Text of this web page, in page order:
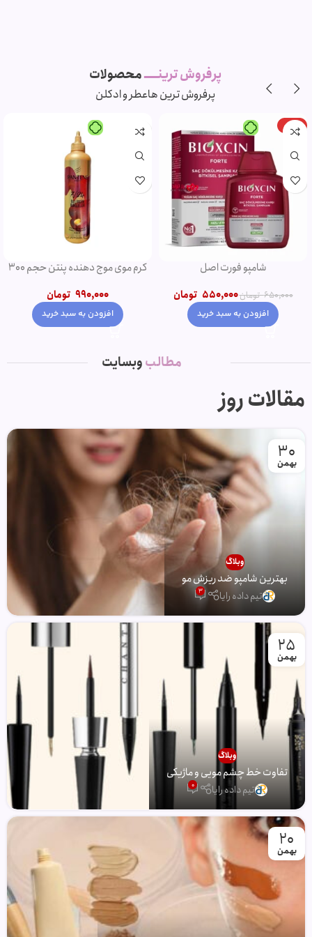
پرفروش ترینـــــمحصولات
پرفروش ترین هاعطر و ادکلن
-15%
شامپو فورت اصل
650,000 تومان550,000 تومان
افزودن به سبد خرید
کرم موی موج دهنده پنتن حجم 300
990,000 تومان
افزودن به سبد خرید
مطالبوبسایت
مقالات روز
30
بهمن
وبلاگ
بهترین شامپو ضد ریزش مو
تیم داده رایا 3
25
بهمن
وبلاگ
تفاوت خط چشم مویی و ماژیکی
تیم داده رایا 0
20
بهمن